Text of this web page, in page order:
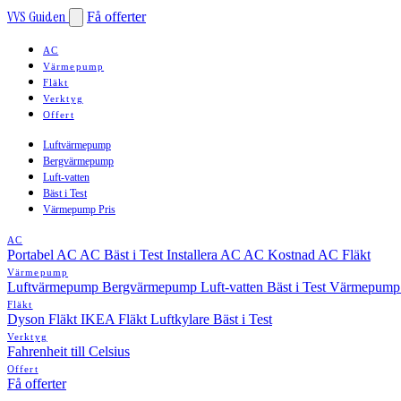
VVS Guiden Få offerter
AC
Värmepump
Fläkt
Verktyg
Offert
Luftvärmepump
Bergvärmepump
Luft-vatten
Bäst i Test
Värmepump Pris
AC
Portabel AC AC Bäst i Test Installera AC AC Kostnad AC Fläkt
Värmepump
Luftvärmepump Bergvärmepump Luft-vatten Bäst i Test
Fläkt
Dyson Fläkt IKEA Fläkt Luftkylare Bäst i Test
Verktyg
Fahrenheit till Celsius
Offert
Få offerter